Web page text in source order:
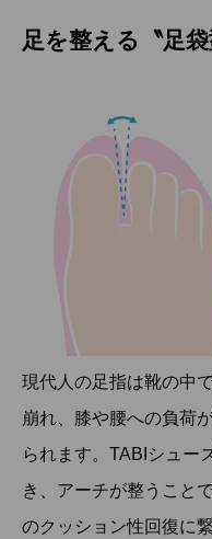
足を整える〝足袋
現代人の足指は靴の中
崩れ、膝や腰への負荷
られます。TABIシュー
き、アーチが整うこと
のクッション性回復に